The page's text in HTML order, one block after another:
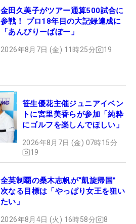
金田久美子がツアー通算500試合に
参戦！ プロ18年目の大記録達成に
「あんびりーばぼー」
2026年8月7日 (金) 11時25分 19
笹生優花主催ジュニアイベン
トに宮里美香らが参加「純粋
にゴルフを楽しんでほしい」
2026年8月7日 (金) 07時15分
19
全英制覇の桑木志帆が“凱旋帰国”
次なる目標は「やっぱり女王を狙い
たい」
2026年8月4日 (火) 16時58分 8